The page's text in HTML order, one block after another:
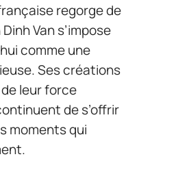
regorge de
Van s’impose
comme une
Ses créations
de leur force
de s’offrir
moments qui